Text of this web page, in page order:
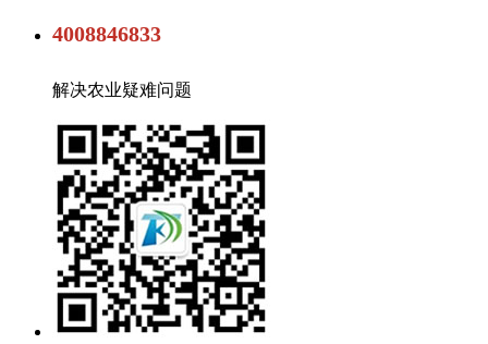
4008846833
解决农业疑难问题